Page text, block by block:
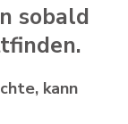
sobald
kann